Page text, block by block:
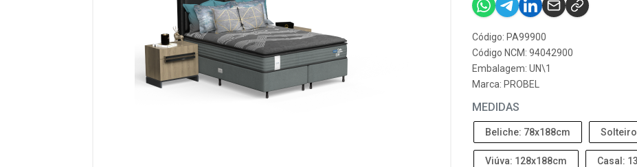
Código: PA99900
Código NCM: 94042900
Embalagem: UN\1
Marca: PROBEL
MEDIDAS
Beliche: 78x188cm
Viúva: 128x188cm Casal: